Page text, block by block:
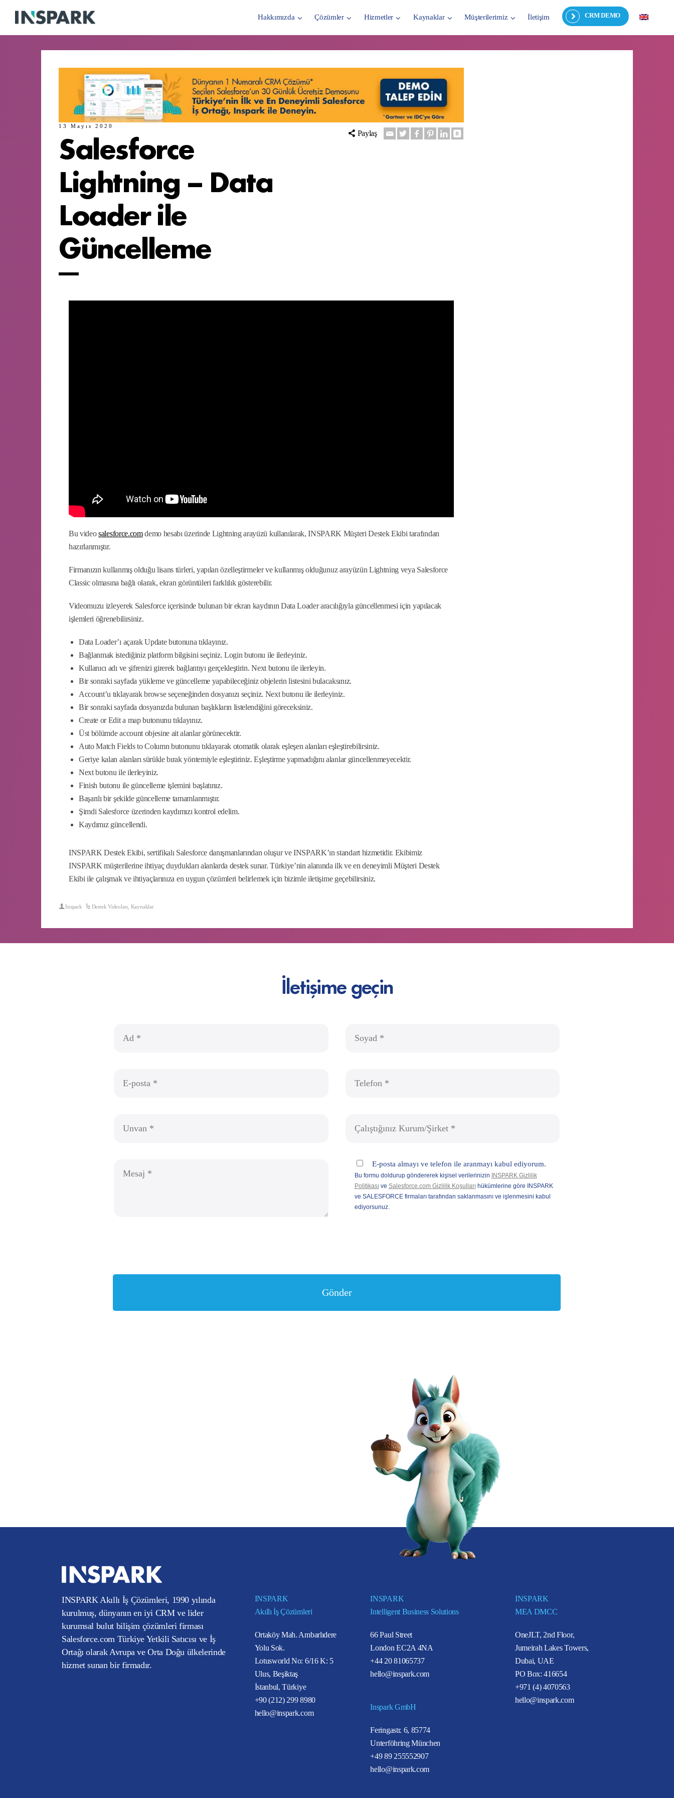
CRM DEMO
Hakkımızda Çözümler Hizmetler Kaynaklar Müşterilerimiz İletişim
13 Mayıs 2020
Salesforce
Lightning – Data
Loader ile
Güncelleme
Paylaş
Bu videosalesforce.comdemo hesabı üzerinde Lightning arayüzü kullanılarak, INSPARK Müşteri Destek Ekibi tarafından
hazırlanmıştır.
Firmanızın kullanmış olduğu lisans türleri, yapılan özelleştirmeler ve kullanmış olduğunuz arayüzün Lightning veya Salesforce
Classic olmasına bağlı olarak, ekran görüntüleri farklılık gösterebilir.
Videomuzu izleyerek Salesforce içerisinde bulunan bir ekran kaydının Data Loader aracılığıyla güncellenmesi için yapılacak
işlemleri öğrenebilirsiniz.
Data Loader’ı açarak Update butonuna tıklayınız.
Bağlanmak istediğiniz platform bilgisini seçiniz. Login butonu ile ilerleyiniz.
Kullanıcı adı ve şifrenizi girerek bağlantıyı gerçekleştirin. Next butonu ile ilerleyin.
Bir sonraki sayfada yükleme ve güncelleme yapabileceğiniz objelerin listesini bulacaksınız.
Account’u tıklayarak browse seçeneğinden dosyanızı seçiniz. Next butonu ile ilerleyiniz.
Bir sonraki sayfada dosyanızda bulunan başlıkların listelendiğini göreceksiniz.
Create or Edit a map butonunu tıklayınız.
Üst bölümde account objesine ait alanlar görünecektir.
Auto Match Fields to Column butonunu tıklayarak otomatik olarak eşleşen alanları eşleştirebilirsiniz.
Geriye kalan alanları sürükle bırak yöntemiyle eşleştiriniz. Eşleştirme yapmadığını alanlar güncellenmeyecektir.
Next butonu ile ilerleyiniz.
Finish butonu ile güncelleme işlemini başlatınız.
Başarılı bir şekilde güncelleme tamamlanmıştır.
Şimdi Salesforce üzerinden kaydımızı kontrol edelim.
Kaydımız güncellendi.
INSPARK Destek Ekibi, sertifikalı Salesforce danışmanlarından oluşur ve INSPARK’ın standart hizmetidir. Ekibimiz
INSPARK müşterilerine ihtiyaç duydukları alanlarda destek sunar. Türkiye’nin alanında ilk ve en deneyimli Müşteri Destek
Ekibi ile çalışmak ve ihtiyaçlarınıza en uygun çözümleri belirlemek için bizimle iletişime geçebilirsiniz.
Inspark Destek Videoları Kaynaklar
İletişime geçin
INSPARK Akıllı İş Çözümleri, 1990 yılında
kurulmuş, dünyanın en iyi CRM ve lider
kurumsal bulut bilişim çözümleri firması
Salesforce.com Türkiye Yetkili Satıcısı ve İş
Ortağı olarak Avrupa ve Orta Doğu ülkelerinde
hizmet sunan bir firmadır.
INSPARK
Akıllı İş Çözümleri
Ortaköy Mah. Ambarlıdere
Yolu Sok.
Lotusworld No: 6/16 K: 5
Ulus, Beşiktaş
İstanbul, Türkiye
+90 (212) 299 8980
hello@inspark.com
INSPARK
Intelligent Business Solutions
66 Paul Street
London EC2A 4NA
+44 20 81065737
hello@inspark.com
Inspark GmbH
Feringastr. 6, 85774
Unterföhring München
+49 89 255552907
hello@inspark.com
INSPARK
MEA DMCC
OneJLT, 2nd Floor,
Jumeirah Lakes Towers,
Dubai, UAE
PO Box: 416654
+971 (4) 4070563
hello@inspark.com